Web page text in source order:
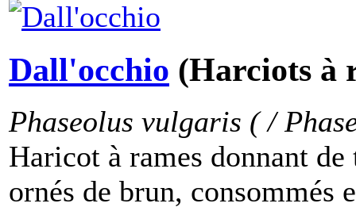
Dall'occhio (Harciots à
Phaseolus vulgaris ( /
Haricot à rames donnant
ornés de brun, consommés